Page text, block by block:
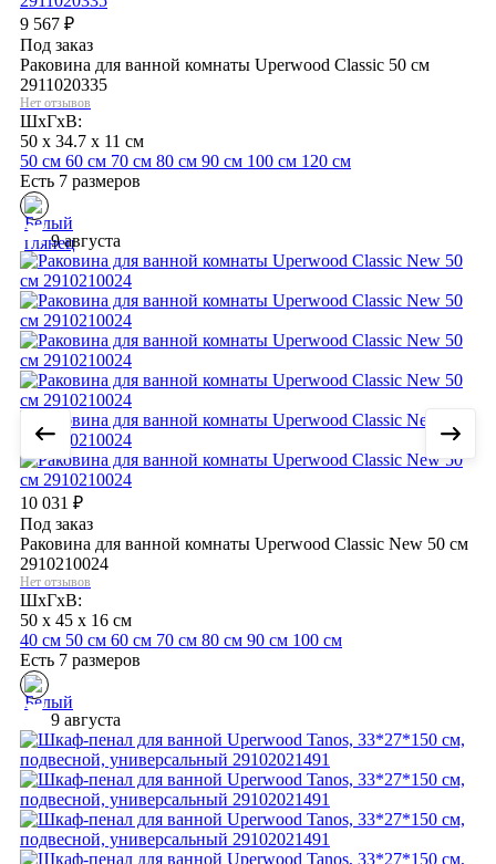
9 567 ₽
Под заказ
Раковина для ванной комнаты Uperwood Classic 50 см
2911020335
Нет отзывов
ШхГхВ:
50 x 34.7 x 11 см
50 см 60 см 70 см 80 см 90 см 100 см 120 см
Есть 7 размеров
9 августа
10 031 ₽
Под заказ
Раковина для ванной комнаты Uperwood Classic New 50 см
2910210024
Нет отзывов
ШхГхВ:
50 x 45 x 16 см
40 см 50 см 60 см 70 см 80 см 90 см 100 см
Есть 7 размеров
9 августа